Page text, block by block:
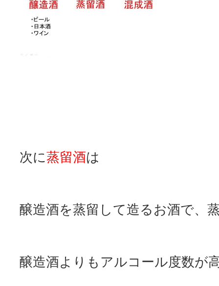
次に蒸留酒は
醸造酒を蒸留して造るお酒で、
醸造酒よりもアルコール度数が